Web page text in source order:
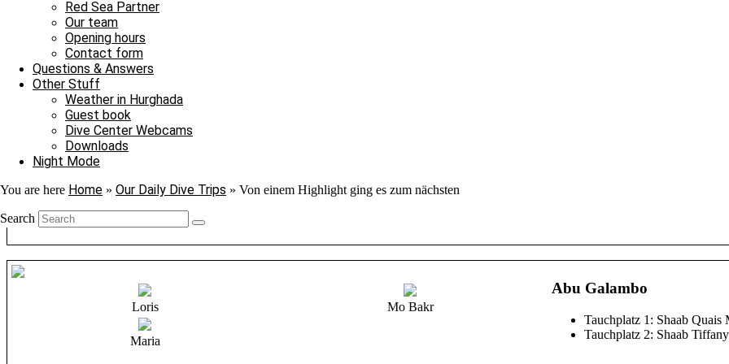
Red Sea Partner
Our team
Opening hours
Contact form
Questions & Answers
Other Stuff
Weather in Hurghada
Guest book
Dive Center Webcams
Downloads
Night Mode
You are here Home » Our Daily Dive Trips » Von einem Highlight ging es zum nächsten
Search
Loris Mo Bakr
Maria
Abu Galambo
Tauchplatz 1: Shaab Quais
Tauchplatz 2: Shaab Tiffany